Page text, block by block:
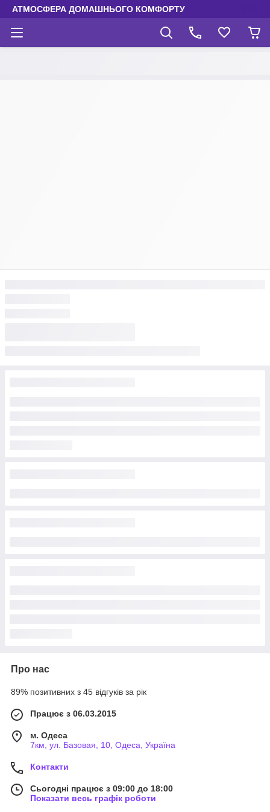
АТМОСФЕРА ДОМАШНЬОГО КОМФОРТУ
Про нас
89% позитивних з 45 відгуків за рік
Працює з 06.03.2015
м. Одеса
7км, ул. Базовая, 10, Одеса, Україна
Контакти
Сьогодні працює з 09:00 до 18:00
Показати весь графік роботи